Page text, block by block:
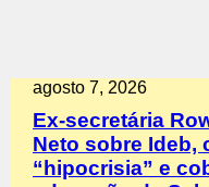
agosto 7, 2026
Ex-secretária
Neto sobre Ideb,
“hipocrisia” e